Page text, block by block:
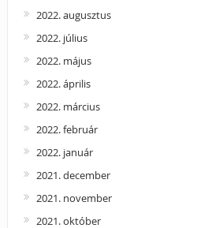
2022. augusztus
2022. július
2022. május
2022. április
2022. március
2022. február
2022. január
2021. december
2021. november
2021. október